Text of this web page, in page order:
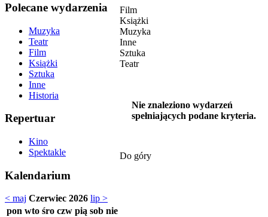
Polecane wydarzenia
Muzyka
Teatr
Film
Książki
Sztuka
Inne
Historia
Repertuar
Kino
Spektakle
Kalendarium
< maj Czerwiec 2026 lip >
pon wto śro czw pią sob nie
Film
Książki
Muzyka
Inne
Sztuka
Teatr
Nie znaleziono wydarzeń
spełniających podane kryteria.
Do góry